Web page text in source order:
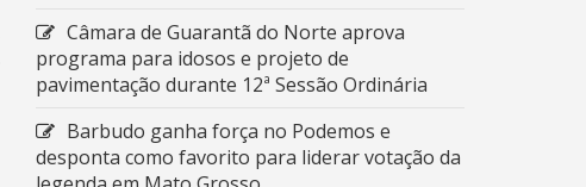
Câmara de Guarantã do Norte aprova
programa para idosos e projeto de
pavimentação durante 12ª Sessão Ordinária
Barbudo ganha força no Podemos e
desponta como favorito para liderar votação da